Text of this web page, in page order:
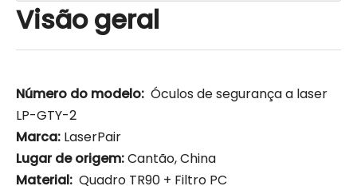
Visão geral
Número do modelo: Óculos de segurança a laser
LP-GTY-2
Marca: LaserPair
Lugar de origem:Cantão, China
Material: Quadro TR90 + Filtro PC